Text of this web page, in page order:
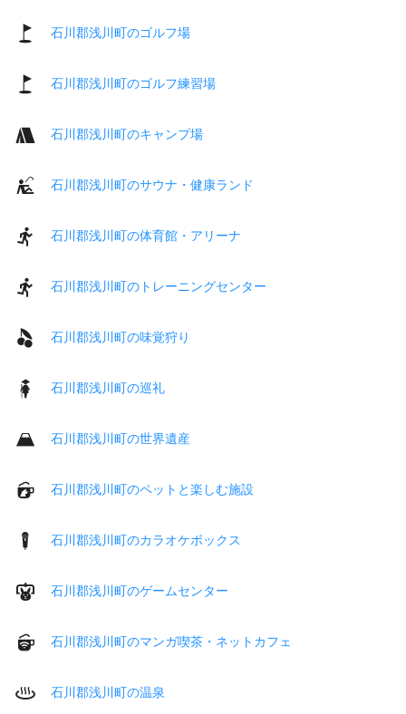
石川郡浅川町のゴルフ場
石川郡浅川町のゴルフ練習場
石川郡浅川町のキャンプ場
石川郡浅川町のサウナ・健康ランド
石川郡浅川町の体育館・アリーナ
石川郡浅川町のトレーニングセンター
石川郡浅川町の味覚狩り
石川郡浅川町の巡礼
石川郡浅川町の世界遺産
石川郡浅川町のペットと楽しむ施設
石川郡浅川町のカラオケボックス
石川郡浅川町のゲームセンター
石川郡浅川町のマンガ喫茶・ネットカフェ
石川郡浅川町の温泉